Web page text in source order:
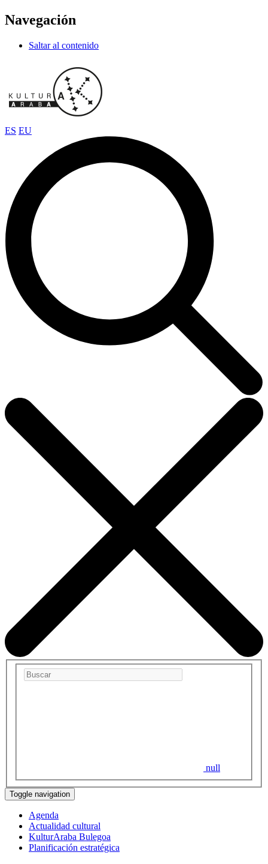
Navegación
Saltar al contenido
ES EU
null
Toggle navigation
Agenda
Actualidad cultural
KulturAraba Bulegoa
Planificación estratégica